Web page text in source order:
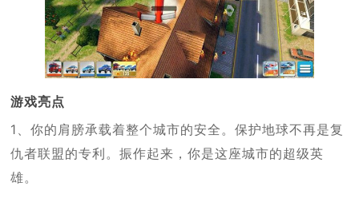
游戏亮点
1、你的肩膀承载着整个城市的安全。保护地球不再是复
仇者联盟的专利。振作起来，你是这座城市的超级英
雄。